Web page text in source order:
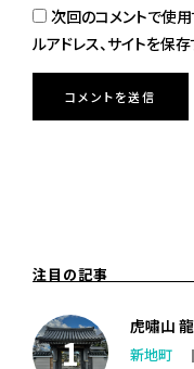
次回のコメントで使
ルアドレス、サイトを保存
注目の記事
虎嘯山
新地町